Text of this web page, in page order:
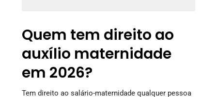
Quem tem direito ao
auxílio maternidade
em 2026?
Tem direito ao salário-maternidade qualquer pessoa